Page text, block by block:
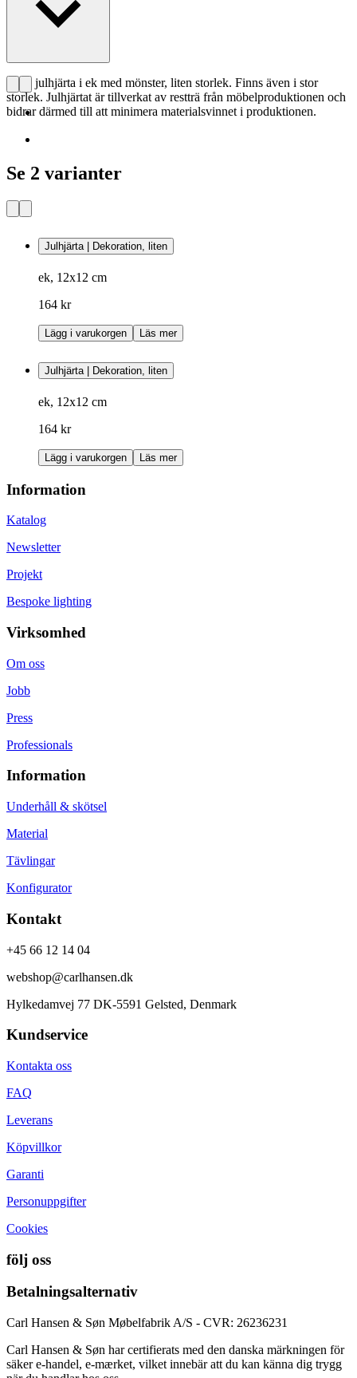
CHS julhjärta i ek med mönster, liten storlek. Finns även i stor
storlek. Julhjärtat är tillverkat av restträ från möbelproduktionen och
bidrar därmed till att minimera materialsvinnet i produktionen.
Se 2 varianter
Julhjärta | Dekoration, liten
ek, 12x12 cm
164 kr
Lägg i varukorgen Läs mer
Julhjärta | Dekoration, liten
ek, 12x12 cm
164 kr
Lägg i varukorgen Läs mer
Information
Katalog
Newsletter
Projekt
Bespoke lighting
Virksomhed
Om oss
Jobb
Press
Professionals
Information
Underhåll & skötsel
Material
Tävlingar
Konfigurator
Kontakt
+45 66 12 14 04
webshop@carlhansen.dk
Hylkedamvej 77 DK-5591 Gelsted, Denmark
Kundservice
Kontakta oss
FAQ
Leverans
Köpvillkor
Garanti
Personuppgifter
Cookies
följ oss
Betalningsalternativ
Carl Hansen & Søn Møbelfabrik A/S - CVR: 26236231
Carl Hansen & Søn har certifierats med den danska märkningen för
säker e-handel, e-mærket, vilket innebär att du kan känna dig trygg